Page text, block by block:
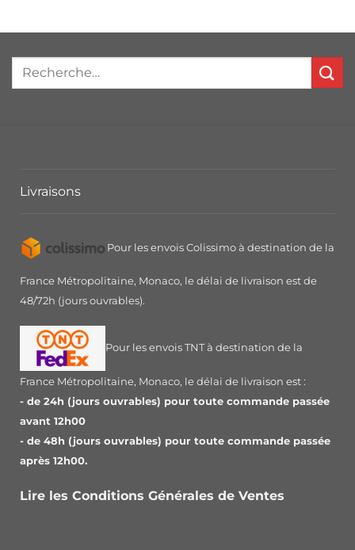
Livraisons
Pour les envois Colissimo à destination de la
France Métropolitaine, Monaco, le délai de livraison est de
48/72h (jours ouvrables).
Pour les envois TNT à destination de la
France Métropolitaine, Monaco, le délai de livraison est :
- de 24h (jours ouvrables) pour toute commande passée
avant 12h00
- de 48h (jours ouvrables) pour toute commande passée
après 12h00.
Lire les Conditions Générales de Ventes